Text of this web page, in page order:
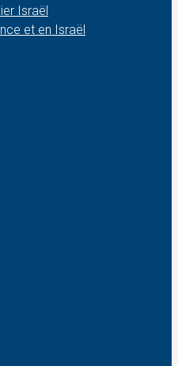
Israël
et en Israël